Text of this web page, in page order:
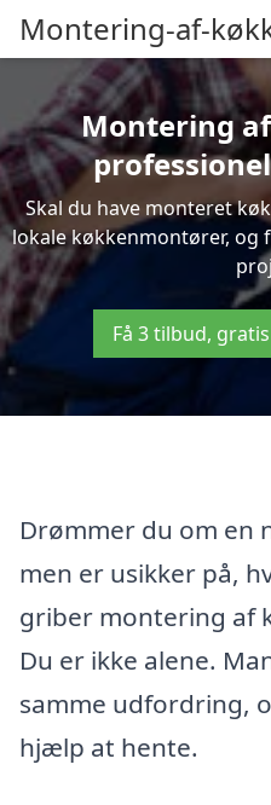
Montering-af-
Montering
Skal du have monteret
lokale køkkenmontører, og
Få 3 tilbud,
Drømmer du om en
men er usikker på,
griber montering af
Du er ikke alene.
samme udfordring,
hjælp at hente.